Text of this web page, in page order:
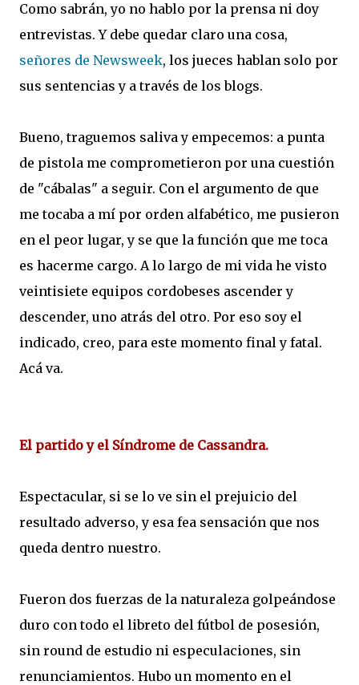
Como sabrán, yo no hablo por la prensa ni doy
entrevistas. Y debe quedar claro una cosa,
señores de Newsweek, los jueces hablan solo por
sus sentencias y a través de los blogs.
Bueno, traguemos saliva y empecemos: a punta
de pistola me comprometieron por una cuestión
de "cábalas" a seguir. Con el argumento de que
me tocaba a mí por orden alfabético, me pusieron
en el peor lugar, y se que la función que me toca
es hacerme cargo. A lo largo de mi vida he visto
veintisiete equipos cordobeses ascender y
descender, uno atrás del otro. Por eso soy el
indicado, creo, para este momento final y fatal.
Acá va.
El partido y el Síndrome de Cassandra.
Espectacular, si se lo ve sin el prejuicio del
resultado adverso, y esa fea sensación que nos
queda dentro nuestro.
Fueron dos fuerzas de la naturaleza golpeándose
duro con todo el libreto del fútbol de posesión,
sin round de estudio ni especulaciones, sin
renunciamientos. Hubo un momento en el